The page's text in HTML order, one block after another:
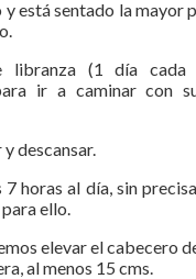
y está sentado la mayor
libranza (1 día
ir a caminar con
descansar.
7 horas al día, sin
ello.
elevar el cabecero
al menos 15 cms.